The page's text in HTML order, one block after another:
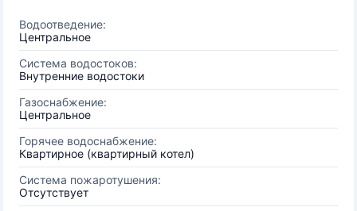
Водоотведение:
Центральное
Система водостоков:
Внутренние водостоки
Газоснабжение:
Центральное
Горячее водоснабжение:
Квартирное (квартирный котел)
Система пожаротушения:
Отсутствует